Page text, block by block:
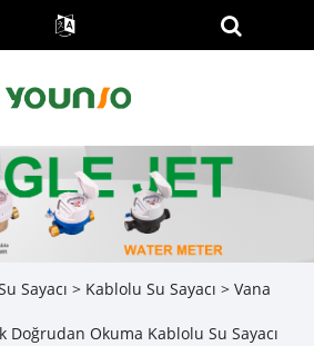
Sayacı > Kablolu Su Sayacı > Vana
Okuma Kablolu Su Sayacı